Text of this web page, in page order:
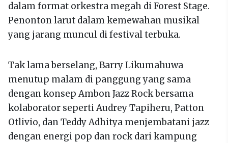
dalam format orkestra megah di Forest Stage.
Penonton larut dalam kemewahan musikal
yang jarang muncul di festival terbuka.
Tak lama berselang, Barry Likumahuwa
menutup malam di panggung yang sama
dengan konsep Ambon Jazz Rock bersama
kolaborator seperti Audrey Tapiheru, Patton
Otlivio, dan Teddy Adhitya menjembatani jazz
dengan energi pop dan rock dari kampung